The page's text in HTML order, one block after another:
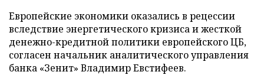
Европейские экономики оказались в рецессии
вследствие энергетического кризиса и жесткой
денежно-кредитной политики европейского ЦБ,
согласен начальник аналитического управления
банка «Зенит» Владимир Евстифеев.